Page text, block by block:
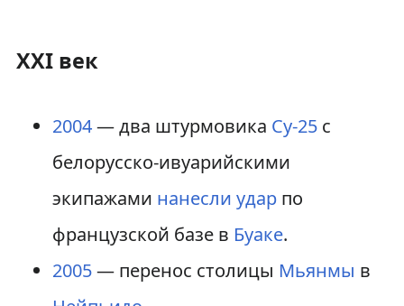
XXI век
2004— два штурмовика Су-25с
белорусско-ивуарийскими
экипажами нанесли ударпо
французской базе в Буаке.
2005— перенос столицы Мьянмы в